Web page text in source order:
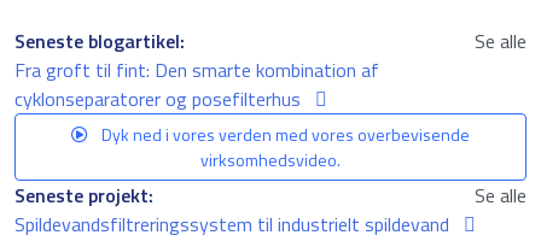
Seneste blogartikel:
Se alle
Fra groft til fint: Den smarte kombination af
cyklonseparatorer og posefilterhus
Dyk ned i vores verden med vores overbevisende
virksomhedsvideo.
Seneste projekt:
Se alle
Spildevandsfiltreringssystem til industrielt spildevand